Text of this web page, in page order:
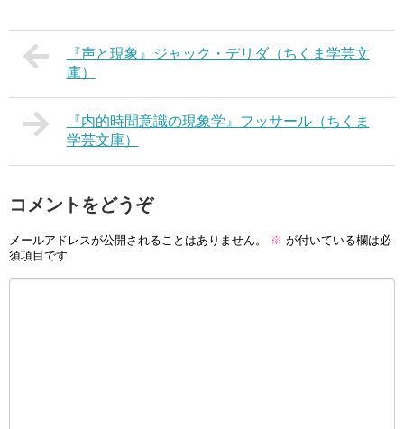
『声と現象』ジャック・デリダ（ちくま学芸文
庫）
『内的時間意識の現象学』フッサール（ちくま
学芸文庫）
コメントをどうぞ
メールアドレスが公開されることはありません。 ※ が付いている欄は必
須項目です